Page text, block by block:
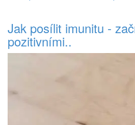
Jak posílit imunitu -
pozitivními..